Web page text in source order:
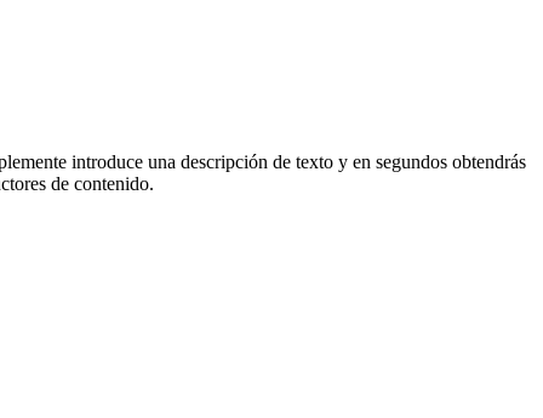
introduce una descripción de texto y en segundos obtendrás
de contenido.